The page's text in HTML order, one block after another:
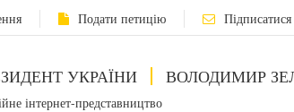
Подати петицію
УКРАЇНИ ВОЛОДИМИР
інтернет-представництво